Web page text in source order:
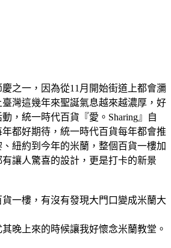
之一，因為從11月開始街道上都會瀰
灣這幾年來聖誕氣息越來越濃厚，好
，統一時代百貨『愛。Sharing』自
都好期待，統一時代百貨每年都會推
紐約到今年的米蘭，整個百貨一樓加
有讓人驚喜的設計，更是打卡的新景
一樓，有沒有發現大門口變成米蘭大
晚上來的時候讓我好懷念米蘭教堂。